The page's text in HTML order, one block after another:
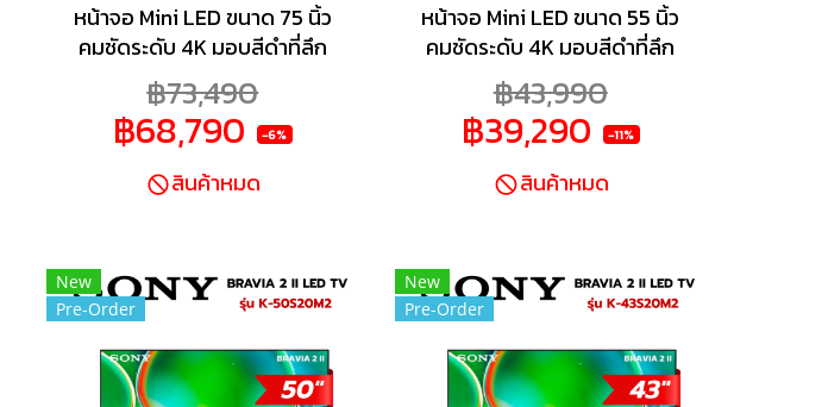
หน้าจอ Mini LED ขนาด 75 นิ้ว
คมชัดระดับ 4K มอบสีดำที่ลึก
กว่า และพื้นที่สว่างที่สว่างขึ้น ให้
รายละเอียดภาพที่เหนือกว่า Full
Array LED ทั่วไป ชิปประมวลผล
XR และ XR Backlight Master
Drive ควบคุมหลอด LED ได้
ภาพ XR Clear Image อัลกอริ
ทึม AI ใหม่ สร้างภาพคุณภาพระ
ดับสตูดิโอและปรับปรุงเนื้อหา
คุณภาพต่ำให้คมชัดขึ้น
฿73,490
฿68,790 -6%
สินค้าหมด
หน้าจอ Mini LED ขนาด 55 นิ้ว
คมชัดระดับ 4K มอบสีดำที่ลึก
กว่า และพื้นที่สว่างที่สว่างขึ้น ให้
รายละเอียดภาพที่เหนือกว่า Full
Array LED ทั่วไป ชิปประมวลผล
XR และ XR Backlight Master
Drive ควบคุมหลอด LED ได้
ภาพ XR Clear Image อัลกอริ
ทึม AI ใหม่ สร้างภาพคุณภาพระ
ดับสตูดิโอและปรับปรุงเนื้อหา
คุณภาพต่ำให้คมชัดขึ้น
฿43,990
฿39,290 -11%
สินค้าหมด
New
Pre-Order
New
Pre-Order